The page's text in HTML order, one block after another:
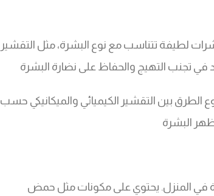
لطيفة تتناسب مع نوع البشرة، مثل التقشير
تجنب التهيج والحفاظ على نضارة البشرة
الطرق بين التقشير الكيميائي والميكانيكي حسب
البشرة
في المنزل. يحتوي على مكونات مثل حمض